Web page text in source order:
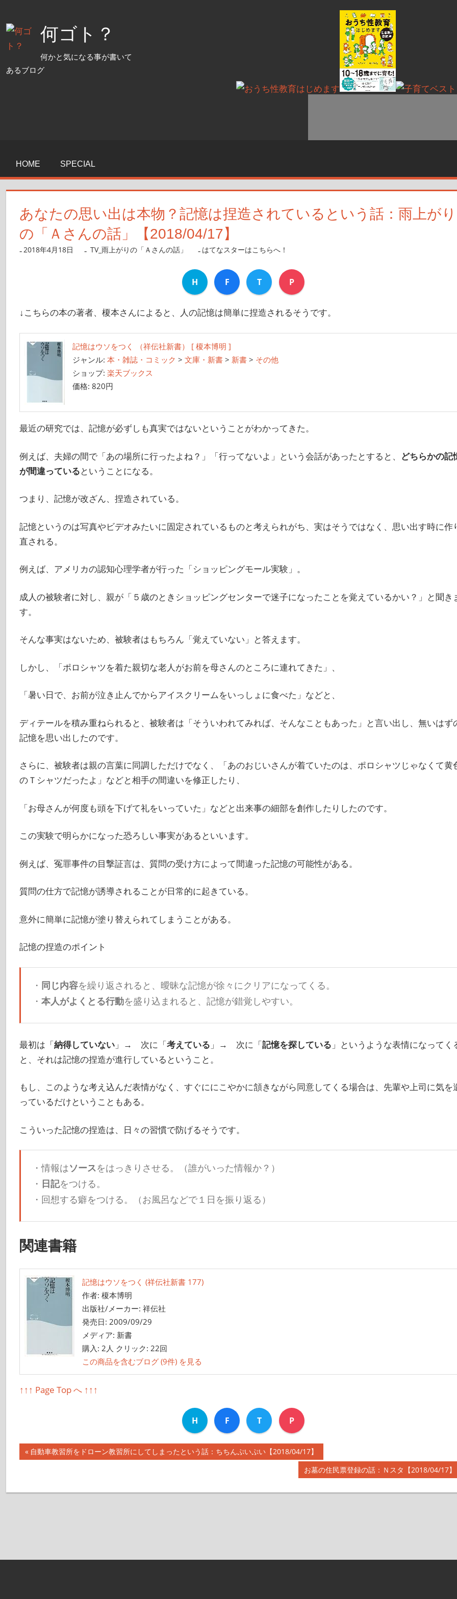
ン
ツ
何ゴト？
何かと気になる事が書いて
あるブログ
HOME SPECIAL
あなたの思い出は本物？記憶は捏造されているという話：雨上がり
の「Ａさんの話」【2018/04/17】
2018年4月18日 nanigoto
TV_雨上がりの「Ａさんの話」 はてなスターはこちらへ！
H F T P
↓こちらの本の著者、榎本さんによると、人の記憶は簡単に捏造されるそうです。
記憶はウソをつく （祥伝社新書） [ 榎本博明 ]
ジャンル: 本・雑誌・コミック > 文庫・新書> 新書> その他
ショップ: 楽天ブックス
価格: 820円
最近の研究では、記憶が必ずしも真実ではないということがわかってきた。
例えば、夫婦の間で「あの場所に行ったよね？」「行ってないよ」という会話があったとすると、
どちらかの記
が間違っているということになる。
つまり、記憶が改ざん、捏造されている。
記憶というのは写真やビデオみたいに固定されているものと考えられがち、実はそうではなく、思い出す時に作
直される。
例えば、アメリカの認知心理学者が行った「ショッピングモール実験」。
成人の被験者に対し、親が「５歳のときショッピングセンターで迷子になったことを覚えているかい？」と聞き
す。
そんな事実はないため、被験者はもちろん「覚えていない」と答えます。
しかし、「ポロシャツを着た親切な老人がお前を母さんのところに連れてきた」、
「暑い日で、お前が泣き止んでからアイスクリームをいっしょに食べた」などと、
ディテールを積み重ねられると、被験者は「そういわれてみれば、そんなこともあった」と言い出し、無いはず
記憶を思い出したのです。
さらに、被験者は親の言葉に同調しただけでなく、「あのおじいさんが着ていたのは、ポロシャツじゃなくて黄
のＴシャツだったよ」などと相手の間違いを修正したり、
「お母さんが何度も頭を下げて礼をいっていた」などと出来事の細部を創作したりしたのです。
この実験で明らかになった恐ろしい事実があるといいます。
例えば、冤罪事件の目撃証言は、質問の受け方によって間違った記憶の可能性がある。
質問の仕方で記憶が誘導されることが日常的に起きている。
意外に簡単に記憶が塗り替えられてしまうことがある。
記憶の捏造のポイント
・ 同じ内容を繰り返されると、曖昧な記憶が徐々にクリアになってくる。
・ 本人がよくとる行動を盛り込まれると、記憶が錯覚しやすい。
最初は「納得していない」→ 次に「考えている 」→ 次に「記憶を探している 」というような表情になってく
と、それは記憶の捏造が進行しているということ。
もし、このような考え込んだ表情がなく、すぐににこやかに頷きながら同意してくる場合は、先輩や上司に気を
っているだけということもある。
こういった記憶の捏造は、日々の習慣で防げるそうです。
・情報はソースをはっきりさせる。（誰がいった情報か？）
・ 日記をつける。
・回想する癖をつける。（お風呂などで１日を振り返る）
関連書籍
記憶はウソをつく (祥伝社新書 177)
作者: 榎本博明
出版社/メーカー: 祥伝社
発売日: 2009/09/29
メディア: 新書
購入 : 2人 クリック: 22回
この商品を含むブログ (9件) を見る
↑↑↑ Page Top へ ↑↑↑
H F T P
投
ー
前
自動車教習所をドローン教習所にしてしまったという話：ちちんぷいぷい【2018/04/17】
次
記
お墓の住民票登録の話：Ｎスタ【2018/04/17】